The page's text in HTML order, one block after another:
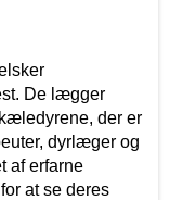
De lægger
der er
dyrlæger og
af erfarne
at se deres